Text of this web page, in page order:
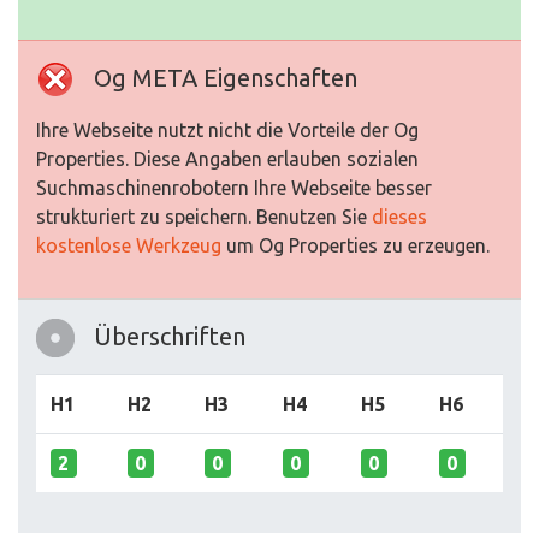
Og META Eigenschaften
Ihre Webseite nutzt nicht die Vorteile der Og
Properties. Diese Angaben erlauben sozialen
Suchmaschinenrobotern Ihre Webseite besser
strukturiert zu speichern. Benutzen Sie dieses
kostenlose Werkzeug um Og Properties zu erzeugen.
Überschriften
H1 H2 H3 H4 H5 H6
2 0 0 0 0 0